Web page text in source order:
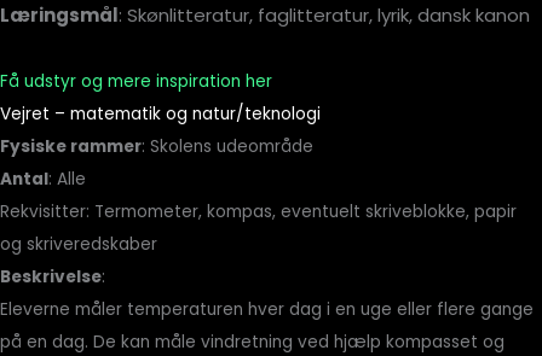
Læringsmål: Skønlitteratur, faglitteratur, lyrik, dansk kanon
Få udstyr og mere inspiration her
Vejret – matematik og natur/teknologi
Fysiske rammer: Skolens udeområde
Antal: Alle
Rekvisitter: Termometer, kompas, eventuelt skriveblokke, papir
og skriveredskaber
Beskrivelse:
Eleverne måler temperaturen hver dag i en uge eller flere gange
på en dag. De kan måle vindretning ved hjælp kompasset og